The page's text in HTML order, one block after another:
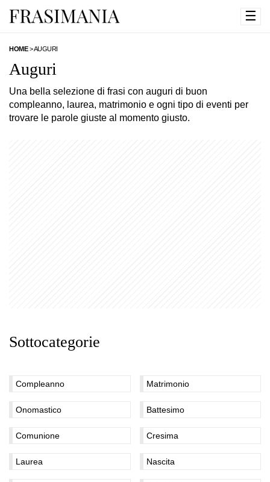
☰
HOME>AUGURI
Auguri
Una bella selezione di frasi con auguri di buon
compleanno, laurea, matrimonio e ogni tipo di eventi per
trovare le parole giuste al momento giusto.
Sottocategorie
Compleanno Matrimonio
Onomastico Battesimo
Comunione Cresima
Laurea Nascita